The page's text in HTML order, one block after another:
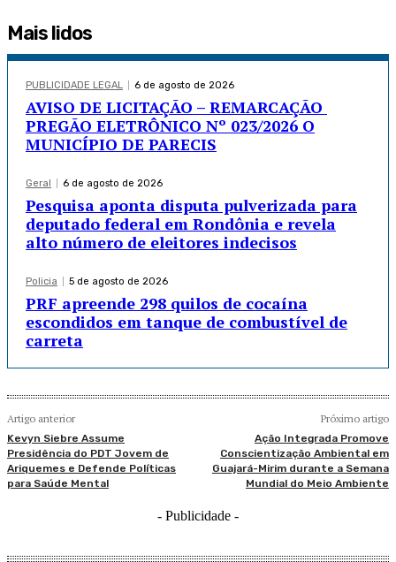
Mais lidos
PUBLICIDADE LEGAL 6 de agosto de 2026
AVISO DE LICITAÇÃO – REMARCAÇÃO
PREGÃO ELETRÔNICO Nº 023/2026 O
MUNICÍPIO DE PARECIS
Geral 6 de agosto de 2026
Pesquisa aponta disputa pulverizada para
deputado federal em Rondônia e revela
alto número de eleitores indecisos
Policia 5 de agosto de 2026
PRF apreende 298 quilos de cocaína
escondidos em tanque de combustível de
carreta
Artigo anterior
Kevyn Siebre Assume
Presidência do PDT Jovem de
Ariquemes e Defende Políticas
para Saúde Mental
Próximo artigo
Ação Integrada Promove
Conscientização Ambiental em
Guajará-Mirim durante a Semana
Mundial do Meio Ambiente
- Publicidade -